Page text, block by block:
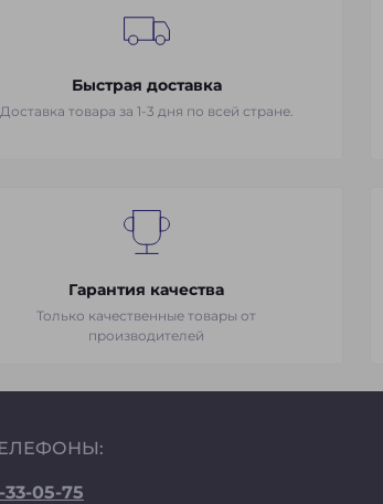
Быстрая доставка
Доставка товара за 1-3 дня по всей стране.
Гарантия качества
Только качественные товары от
производителей
05-75